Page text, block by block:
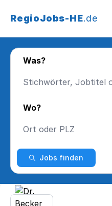
RegioJobs-HE.de
Was?
Wo?
Jobs finden